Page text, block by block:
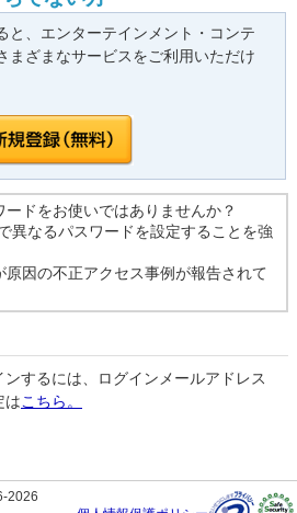
と、エンターテインメント・コンテ
まざまなサービスをご利用いただけ
ドをお使いではありませんか？
異なるパスワードを設定することを強
因の不正アクセス事例が報告されて
ンするには、ログインメールアドレス
はこちら。
2026